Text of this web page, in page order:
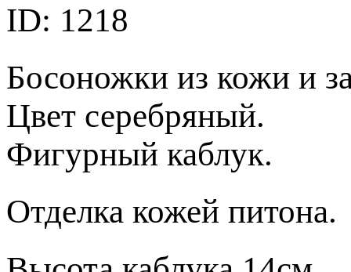
ID: 1218
Босоножки из кожи и
Цвет серебряный.
Фигурный каблук.
Отделка кожей питона.